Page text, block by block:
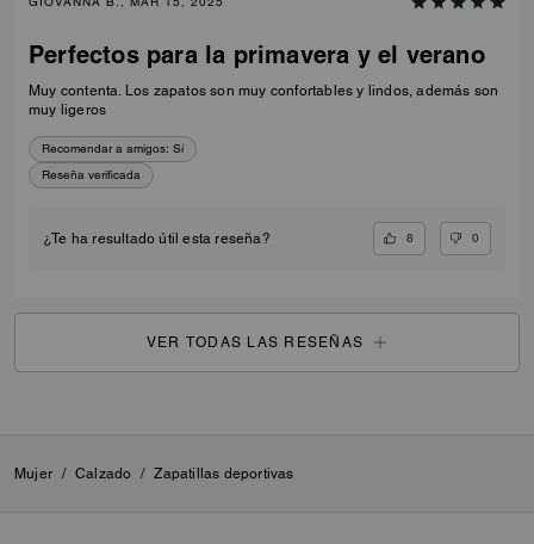
Perfectos para la primavera y el verano
Muy contenta. Los zapatos son muy confortables y lindos, además son
muy ligeros
Recomendar a amigos: Sí
Reseña verificada
¿Te ha resultado útil esta reseña? 8 0
VER TODAS LAS RESEÑAS
Mujer / Calzado / Zapatillas deportivas